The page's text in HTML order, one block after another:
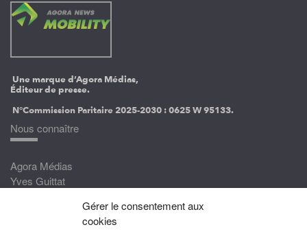
Gérer le consentement aux
cookies
Une marque d’Agora Médias,
Éditeur de presse.
N°Commission Paritaire 2025-2030 :0625 W 95133.
Nous connaître
Agora Médias
Yves Guittat